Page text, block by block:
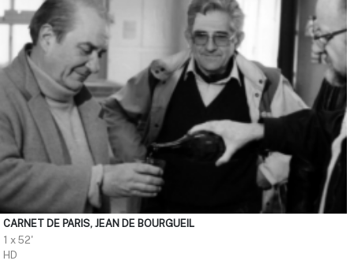
CARNET DE PARIS, JEAN DE BOURGUEIL
1 x 52'
HD